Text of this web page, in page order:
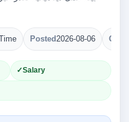
Posted2026-08-06
Salary